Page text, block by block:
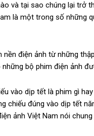
và tại sao chúng lại trở
là một trong số những
điện ảnh từ những
bộ phim điện ảnh
vào dịp tết là phim gì
chiếu đúng vào dịp tết
ảnh Việt Nam nói